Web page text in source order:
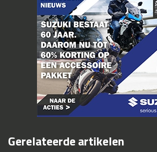
Gerelateerde artikelen